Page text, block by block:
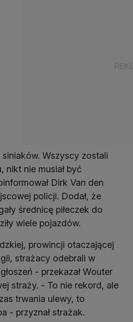
Wszyscy zostali
nikt nie musiał być
Dirk Van den
policji. Dodał, że
średnicę piłeczek do
wiele pojazdów.
prowincji otaczającej
strażacy odebrali w
- przekazał Wouter
straży. - To nie rekord, ale
trwania ulewy, to
- przyznał strażak.